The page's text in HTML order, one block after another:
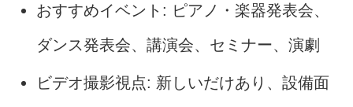
おすすめイベント: ピアノ・楽器発表会、
ダンス発表会、講演会、セミナー、演劇
ビデオ撮影視点: 新しいだけあり、設備面